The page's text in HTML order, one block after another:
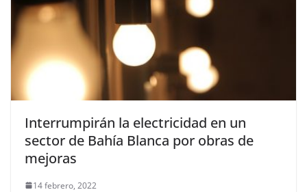
Interrumpirán la electricidad en un
sector de Bahía Blanca por obras de
mejoras
14 febrero, 2022